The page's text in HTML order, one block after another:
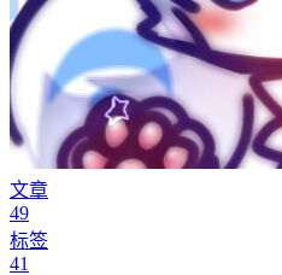
文章
49
标签
41